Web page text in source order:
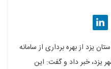
گذاری
یزد از بهره برداری از سامانه
یزد، خبر داد و گفت: این